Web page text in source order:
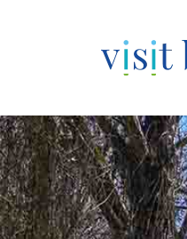
Vai
al
contenuto
principale